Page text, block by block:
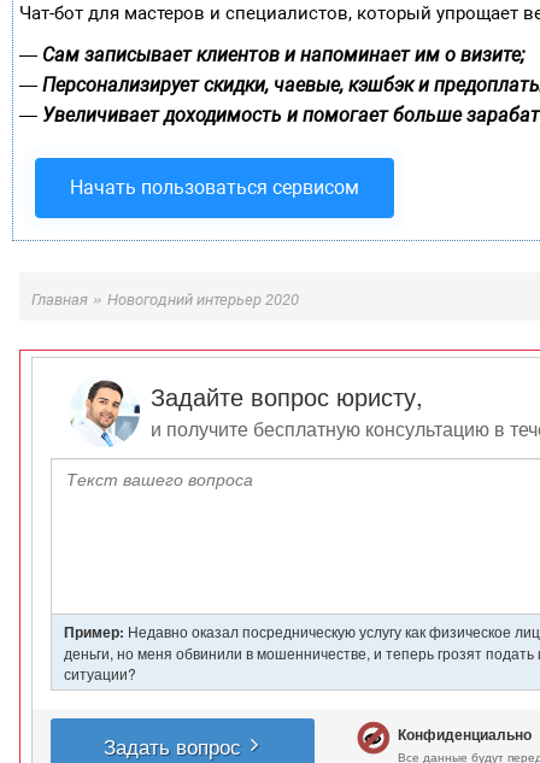
Чат-бот для мастеров и специалистов, который упрощает
— Сам записывает клиентов и напоминает им о визите;
— Персонализирует скидки, чаевые, кэшбэк и
— Увеличивает доходимость и помогает больше
Начать пользоваться сервисом
Главная » Новогодний интерьер 2020